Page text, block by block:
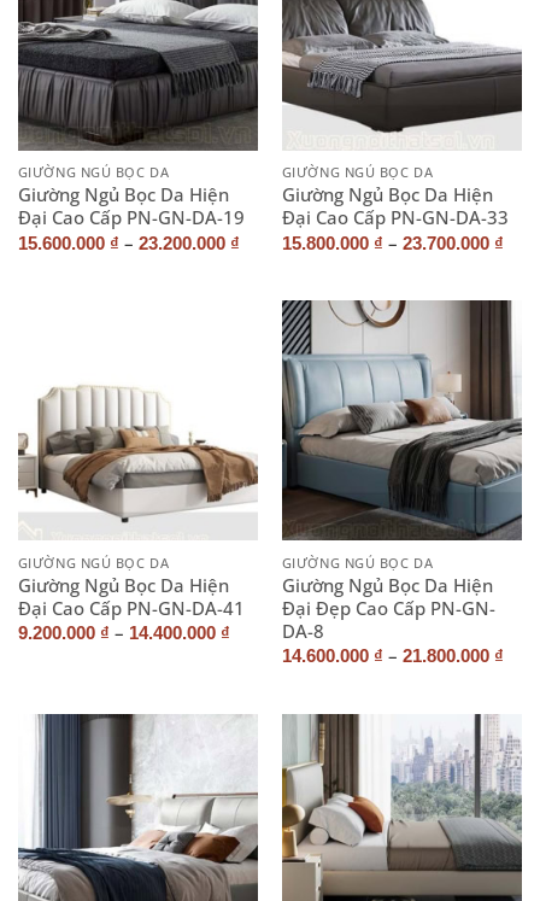
GIƯỜNG NGỦ BỌC DA
Giường Ngủ Bọc Da Hiện
Đại Cao Cấp PN-GN-DA-19
15.600.000 ₫ – 23.200.000 ₫
GIƯỜNG NGỦ BỌC DA
Giường Ngủ Bọc Da Hiện
Đại Cao Cấp PN-GN-DA-33
15.800.000 ₫ – 23.700.000 ₫
GIƯỜNG NGỦ BỌC DA
Giường Ngủ Bọc Da Hiện
Đại Cao Cấp PN-GN-DA-41
9.200.000 ₫ – 14.400.000 ₫
GIƯỜNG NGỦ BỌC DA
Giường Ngủ Bọc Da Hiện
Đại Đẹp Cao Cấp PN-GN-
DA-8
14.600.000 ₫ – 21.800.000 ₫